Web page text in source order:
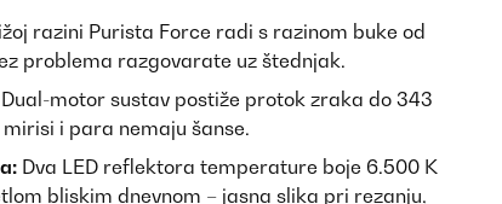
razini Purista Force radi s razinom buke od
problema razgovarate uz štednjak.
Dual-motor sustav postiže protok zraka do 343
i para nemaju šanse.
Dva LED reflektora temperature boje 6.500 K
bliskim dnevnom – jasna slika pri rezanju,